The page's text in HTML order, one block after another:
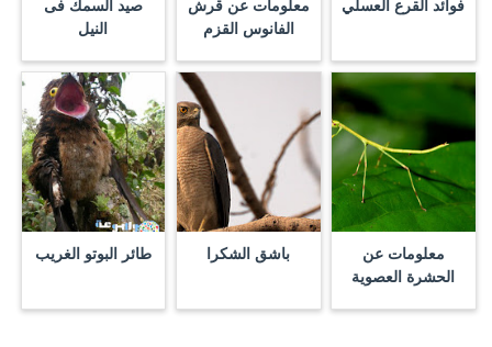
فوائد القرع العسلي
معلومات عن قرش
الفانوس القزم
صيد السمك فى
النيل
معلومات عن
الحشرة العصوية
باشق الشكرا طائر البوتو الغريب